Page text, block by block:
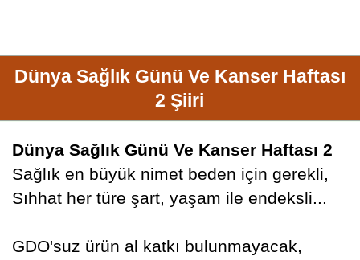
Dünya Sağlık Günü Ve Kanser Haftası
2 Şiiri
Dünya Sağlık Günü Ve Kanser Haftası 2
Sağlık en büyük nimet beden için gerekli,
Sıhhat her türe şart, yaşam ile endeksli...
GDO'suz ürün al katkı bulunmayacak,